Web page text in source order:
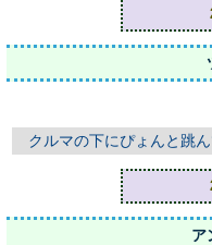
クルマの下にぴょんと跳
ア